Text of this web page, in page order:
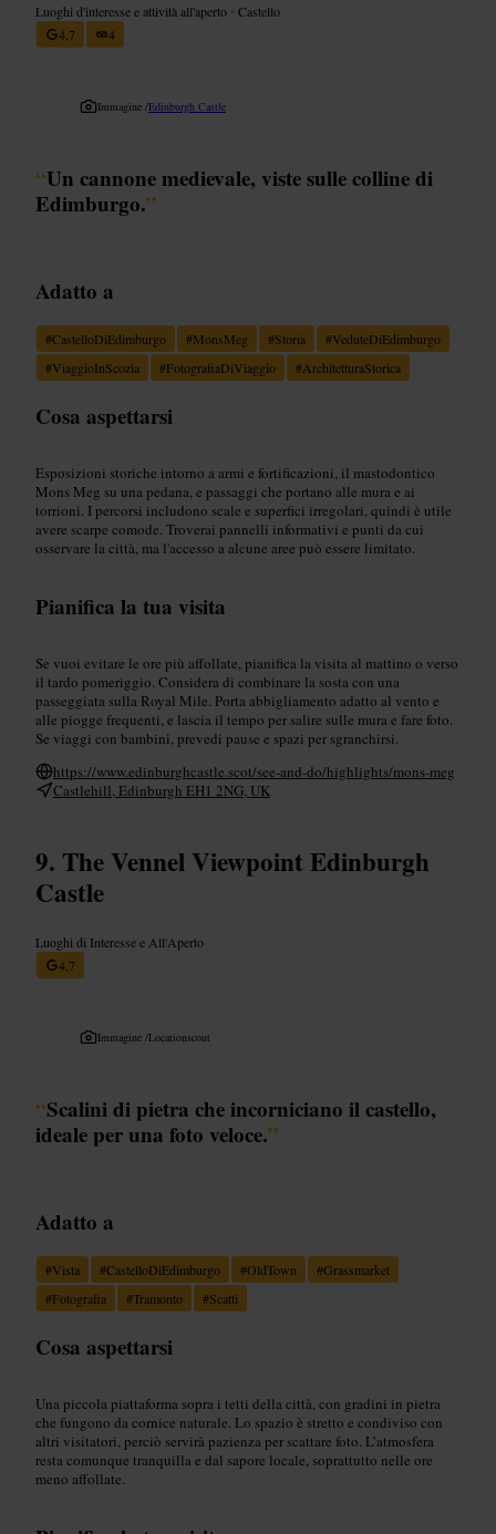
Luoghi d'interesse e attività all'aperto •Castello
4,7
4
Immagine /Edinburgh Castle
“Un cannone medievale, viste sulle colline di
Edimburgo.”
Adatto a
#CastelloDiEdimburgo #MonsMeg #Storia #VeduteDiEdimburgo
#ViaggioInScozia #FotografiaDiViaggio #ArchitetturaStorica
Cosa aspettarsi
Esposizioni storiche intorno a armi e fortificazioni, il mastodontico
Mons Meg su una pedana, e passaggi che portano alle mura e ai
torrioni. I percorsi includono scale e superfici irregolari, quindi è utile
avere scarpe comode. Troverai pannelli informativi e punti da cui
osservare la città, ma l'accesso a alcune aree può essere limitato.
Pianifica la tua visita
Se vuoi evitare le ore più affollate, pianifica la visita al mattino o verso
il tardo pomeriggio. Considera di combinare la sosta con una
passeggiata sulla Royal Mile. Porta abbigliamento adatto al vento e
alle piogge frequenti, e lascia il tempo per salire sulle mura e fare foto.
Se viaggi con bambini, prevedi pause e spazi per sgranchirsi.
https://www.edinburghcastle.scot/see-and-do/highlights/mons-meg
Castlehill, Edinburgh EH1 2NG, UK
The Vennel Viewpoint Edinburgh
Castle
Luoghi di Interesse e All'Aperto
4,7
Immagine /Locationscout
“Scalini di pietra che incorniciano il castello,
ideale per una foto veloce.”
Adatto a
#Vista #CastelloDiEdimburgo #OldTown #Grassmarket
#Fotografia #Tramonto #Scatti
Cosa aspettarsi
Una piccola piattaforma sopra i tetti della città, con gradini in pietra
che fungono da cornice naturale. Lo spazio è stretto e condiviso con
altri visitatori, perciò servirà pazienza per scattare foto. L’atmosfera
resta comunque tranquilla e dal sapore locale, soprattutto nelle ore
meno affollate.